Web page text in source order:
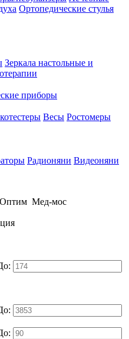
Ортопедические стулья
Зеркала настольные и
приборы
Весы Ростомеры
Радионяни Видеоняни
Мед-мос